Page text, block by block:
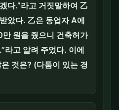
다.”라고 거짓말하여 乙
았다. 乙은 동업자 A에
원을 줬으니 건축허가
라고 알려 주었다. 이에
것은? (다툼이 있는 경